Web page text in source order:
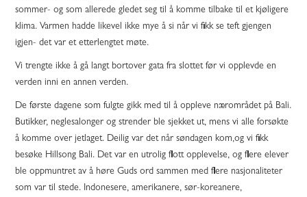
sommer- og som allerede gledet seg til å komme tilbake til et kjøligere
klima. Varmen hadde likevel ikke mye å si når vi fikk se teft gjengen
igjen- det var et etterlengtet møte.
Vi trengte ikke å gå langt bortover gata fra slottet før vi opplevde en
verden inni en annen verden.
De første dagene som fulgte gikk med til å oppleve nærområdet på Bali.
Butikker, neglesalonger og strender ble sjekket ut, mens vi alle forsøkte
å komme over jetlaget. Deilig var det når søndagen kom,og vi fikk
besøke Hillsong Bali. Det var en utrolig flott opplevelse, og flere elever
ble oppmuntret av å høre Guds ord sammen med flere nasjonaliteter
som var til stede. Indonesere, amerikanere, sør-koreanere,